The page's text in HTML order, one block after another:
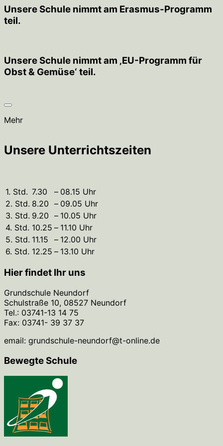
Unsere Schule nimmt am Erasmus-Programm
teil.
Unsere Schule nimmt am ‚EU-Programm für
Obst & Gemüse‘ teil.
Mehr
Unsere Unterrichtszeiten
1. Std. 7.30 – 08.15 Uhr
2. Std. 8.20 – 09.05 Uhr
3. Std. 9.20 – 10.05 Uhr
4. Std. 10.25 – 11.10 Uhr
5. Std. 11.15 – 12.00 Uhr
6. Std. 12.25 – 13.10 Uhr
Hier findet Ihr uns
Grundschule Neundorf
Schulstraße 10, 08527 Neundorf
Tel.: 03741-13 14 75
Fax: 03741- 39 37 37
email: grundschule-neundorf@t-online.de
Bewegte Schule